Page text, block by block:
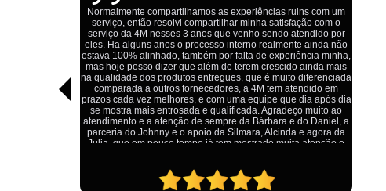
Estou extremamente satisfeito com o serviço da 4M Camisetas!
Eles forneceram uniformes para a minha pizzaria, e a
qualidade das camisetas é excelente. O tecido é confortável, a
impressão está impecável, e o preço foi justo, especialmente
considerando a alta qualidade do produto. Além disso, o
atendimento foi ágil e atencioso, desde o primeiro contato até a
entrega dos uniformes. Com certeza, recomendo a 4M
Camisetas para quem procura uniformes de qualidade e um
ótimo custo-benefício.